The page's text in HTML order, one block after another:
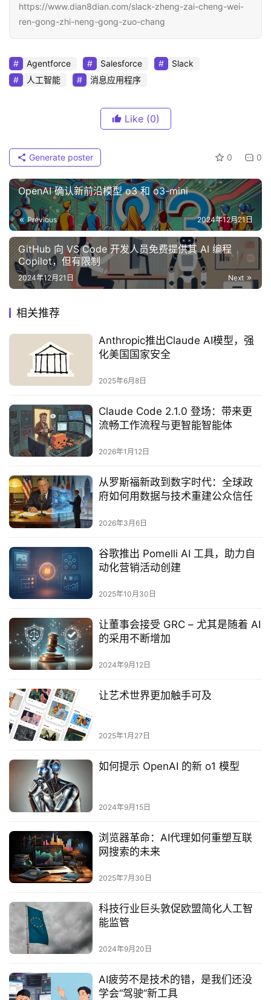
https://www.dian8dian.com/slack-zheng-zai-cheng-wei-
ren-gong-zhi-neng-gong-zuo-chang
Agentforce Salesforce
Slack
人工智能
消息应用程序
Like (0)
0 0
Generate poster
OpenAI 确认新前沿模型 o3 和 o3-mini
Previous 2024年12月21日
GitHub 向 VS Code 开发人员免费提供其 AI 编程
Copilot，但有限制
Next
2024年12月21日
相关推荐
Anthropic推出Claude AI模型，强
化美国国家安全
2025年6月8日
Claude Code 2.1.0 登场：带来更
流畅工作流程与更智能智能体
2026年1月12日
从罗斯福新政到数字时代：全球政
府如何用数据与技术重建公众信任
2026年3月6日
谷歌推出 Pomelli AI 工具，助力自
动化营销活动创建
2025年10月30日
让董事会接受 GRC – 尤其是随着 AI
的采用不断增加
2024年9月12日
让艺术世界更加触手可及
2025年1月27日
如何提示 OpenAI 的新 o1 模型
2024年9月15日
浏览器革命：AI代理如何重塑互联
网搜索的未来‌
2025年7月30日
科技行业巨头敦促欧盟简化人工智
能监管
2024年9月20日
AI疲劳不是技术的错，是我们还没
学会“驾驶”新工具